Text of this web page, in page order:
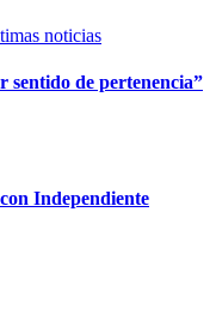
noticias
sentido de pertenencia”
Independiente